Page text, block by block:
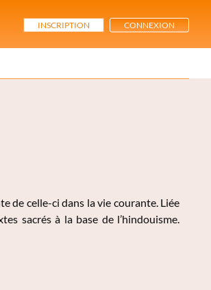
INSCRIPTION CONNEXION
de celle-ci dans la vie courante. Liée
sacrés à la base de l’hindouisme.